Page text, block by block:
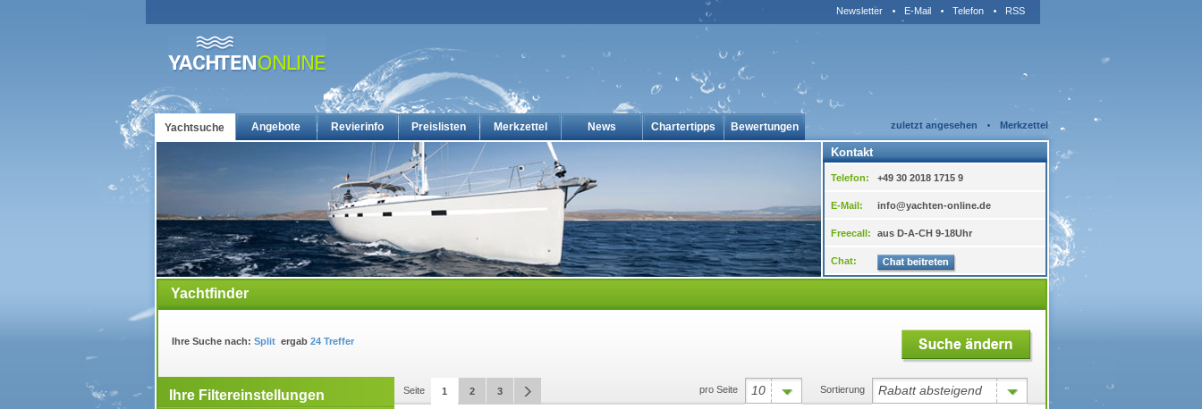
Yachtsuche Angebote Revierinfo Preislisten Merkzettel News Chartertipps Bewertungen zuletzt angesehen Merkzettel
Yachtcharter: Die günstigsten Charteryachten auf yachten-online
Kontakt
Telefon: +49 30 2018 1715 9
E-Mail: info@yachten-online.de
Freecall: aus D-A-CH 9-18Uhr
Chat:
Yachtfinder
Ihre Suche nach: Split ergab 24 Treffer
Seite 1 2 3 Rabatt absteigend
Sortierung
10
pro Seite
Ihre Filtereinstellungen
Newsletter E-Mail Telefon RSS